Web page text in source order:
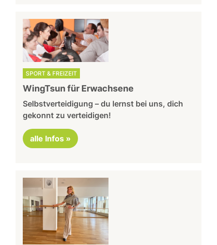
SPORT & FREIZEIT
WingTsun für Erwachsene
Selbstverteidigung – du lernst bei uns, dich
gekonnt zu verteidigen!
alle Infos »